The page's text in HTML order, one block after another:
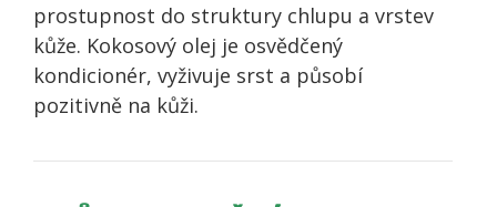
prostupnost do struktury chlupu a vrstev
kůže. Kokosový olej je osvědčený
kondicionér, vyživuje srst a působí
pozitivně na kůži.